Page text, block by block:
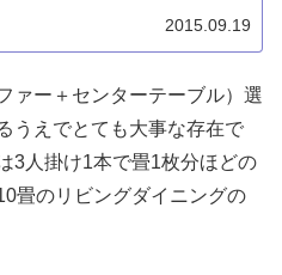
2015.09.19
ァー＋センターテーブル）選
うえでとても大事な存在で
3人掛け1本で畳1枚分ほどの
畳のリビングダイニングの